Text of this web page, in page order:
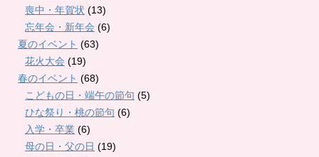
喪中・年賀状 (13)
忘年会・新年会 (6)
夏のイベント (63)
花火大会 (19)
春のイベント (68)
こどもの日・端午の節句 (5)
ひな祭り・桃の節句 (6)
入学・卒業 (6)
母の日・父の日 (19)